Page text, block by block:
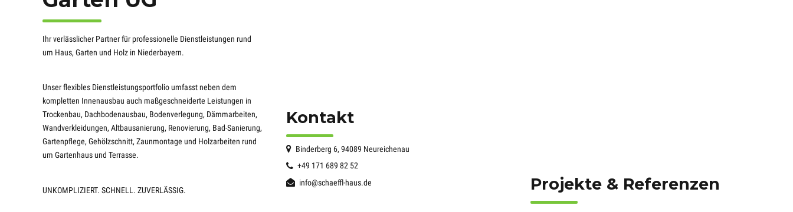
Ihr verlässlicher Partner für professionelle Dienstleistungen rund
um Haus, Garten und Holz in Niederbayern.
Unser flexibles Dienstleistungsportfolio umfasst neben dem
kompletten Innenausbau auch maßgeschneiderte Leistungen in
Trockenbau, Dachbodenausbau, Bodenverlegung, Dämmarbeiten,
Wandverkleidungen, Altbausanierung, Renovierung, Bad-Sanierung,
Gartenpflege, Gehölzschnitt, Zaunmontage und Holzarbeiten rund
um Gartenhaus und Terrasse.
UNKOMPLIZIERT. SCHNELL. ZUVERLÄSSIG.
Kontakt
Binderberg 6, 94089 Neureichenau
+49 171 689 82 52
info@schaeffl-haus.de
Projekte & Referenzen